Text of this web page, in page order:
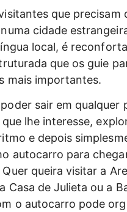
que precisam
cidade
local, é
que os guie
mais importantes.
sair em qualquer
lhe interesse,
e depois
autocarro para
queira visitar a
Casa de Julieta ou a
o autocarro pode